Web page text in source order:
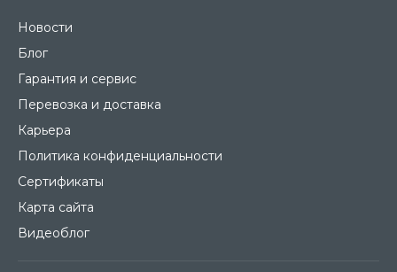
Новости
Блог
Гарантия и сервис
Перевозка и доставка
Карьера
Политика конфиденциальности
Сертификаты
Карта сайта
Видеоблог